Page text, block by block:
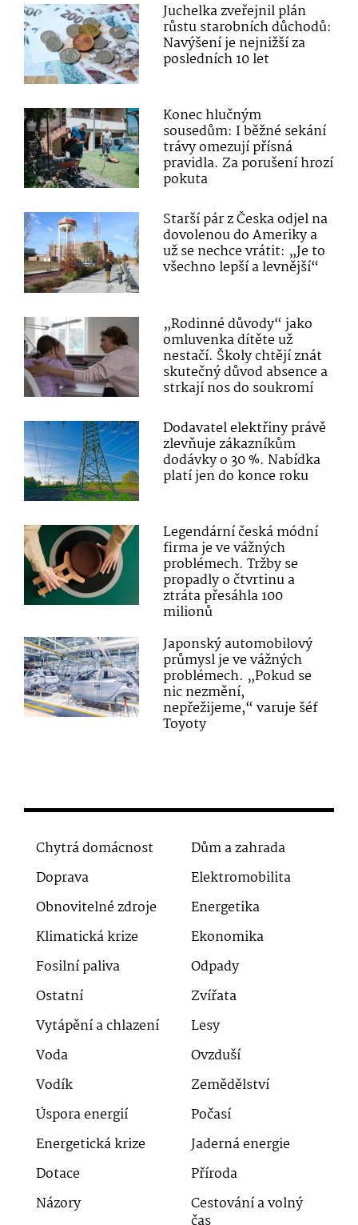
Juchelka zveřejnil plán
růstu starobních důchodů:
Navýšení je nejnižší za
posledních 10 let
Konec hlučným
sousedům: I běžné sekání
trávy omezují přísná
pravidla. Za porušení hrozí
pokuta
Starší pár z Česka odjel na
dovolenou do Ameriky a
už se nechce vrátit: „Je to
všechno lepší a levnější“
„Rodinné důvody“ jako
omluvenka dítěte už
nestačí. Školy chtějí znát
skutečný důvod absence a
strkají nos do soukromí
Dodavatel elektřiny právě
zlevňuje zákazníkům
dodávky o 30 %. Nabídka
platí jen do konce roku
Legendární česká módní
firma je ve vážných
problémech. Tržby se
propadly o čtvrtinu a
ztráta přesáhla 100
milionů
Japonský automobilový
průmysl je ve vážných
problémech. „Pokud se
nic nezmění,
nepřežijeme,“ varuje šéf
Toyoty
Chytrá domácnost
Dům a zahrada
Doprava
Elektromobilita
Obnovitelné zdroje
Energetika
Klimatická krize
Ekonomika
Fosilní paliva
Odpady
Ostatní
Zvířata
Vytápění a chlazení
Lesy
Voda
Ovzduší
Vodík
Zemědělství
Úspora energií
Počasí
Energetická krize
Jaderná energie
Dotace
Příroda
Názory
Cestování a volný